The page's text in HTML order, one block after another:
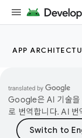
APP
Google은 AI 기술을
로 번역합니다. AI